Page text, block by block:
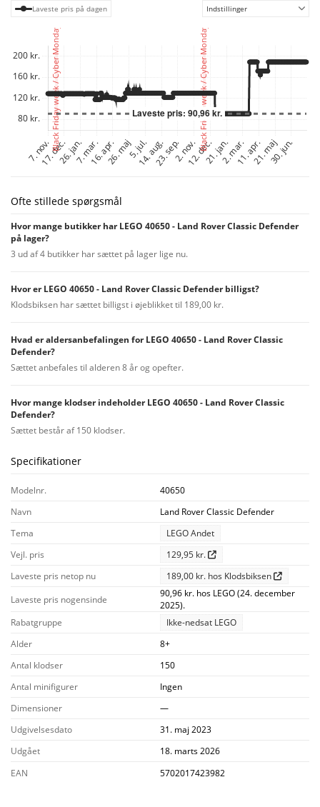
Laveste pris på dagen Indstillinger
Ofte stillede spørgsmål
Hvor mange butikker har LEGO 40650 - Land Rover Classic Defender
på lager?
3 ud af 4 butikker har sættet på lager lige nu.
Hvor er LEGO 40650 - Land Rover Classic Defender billigst?
Klodsbiksen har sættet billigst i øjeblikket til 189,00 kr.
Hvad er aldersanbefalingen for LEGO 40650 - Land Rover Classic
Defender?
Sættet anbefales til alderen 8 år og opefter.
Hvor mange klodser indeholder LEGO 40650 - Land Rover Classic
Defender?
Sættet består af 150 klodser.
Specifikationer
Modelnr.
40650
Navn
Land Rover Classic Defender
Tema
LEGO Andet
Vejl. pris
129,95 kr.
Laveste pris netop nu
189,00 kr. hos Klodsbiksen
Laveste pris nogensinde
90,96 kr. hos LEGO (24. december
2025).
Rabatgruppe
Ikke-nedsat LEGO
Alder
8+
Antal klodser
150
Antal minifigurer
Ingen
Dimensioner
—
Udgivelsesdato
31. maj 2023
Udgået
18. marts 2026
EAN
5702017423982